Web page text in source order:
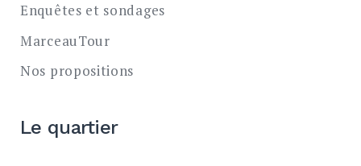
Enquêtes et sondages
MarceauTour
Nos propositions
Le quartier